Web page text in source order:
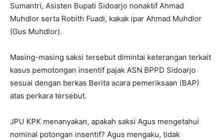
Sumantri, Asisten Bupati Sidoarjo nonaktif Ahmad
Muhdlor serta Robith Fuadi, kakak ipar Ahmad Muhdlor
(Gus Muhdlor).
Masing-masing saksi tersebut dimintai keterangan terkait
kasus pemotongan insentif pajak ASN BPPD Sidoarjo
sesuai dengan berkas Berita acara pemeriksaan (BAP)
atas perkara tersebut.
JPU KPK menanyakan, apakah saksi Agus mengetahui
nominal potongan insentif? Agus mengaku, tidak